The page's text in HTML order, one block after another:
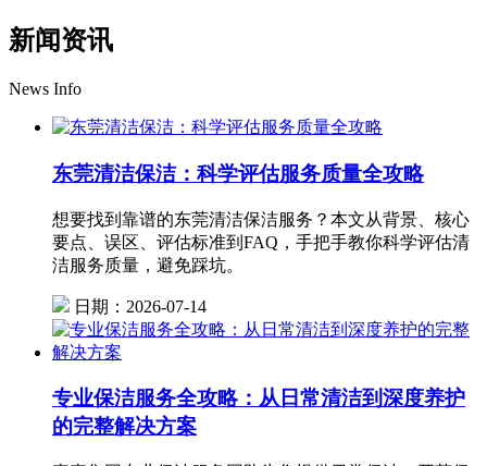
新闻资讯
News Info
东莞清洁保洁：科学评估服务质量全攻略
想要找到靠谱的东莞清洁保洁服务？本文从背景、核心
要点、误区、评估标准到FAQ，手把手教你科学评估清
洁服务质量，避免踩坑。
日期：2026-07-14
专业保洁服务全攻略：从日常清洁到深度养护
的完整解决方案